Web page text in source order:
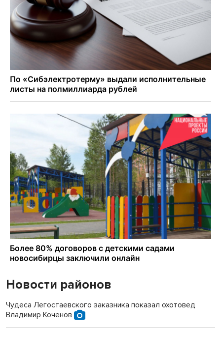
Новости районов
Чудеса Легостаевского заказника показал охотовед
Владимир Коченов